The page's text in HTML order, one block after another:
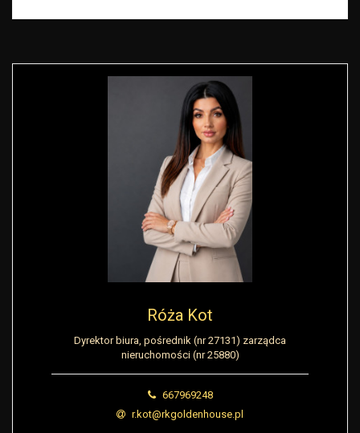
Róża Kot
Dyrektor biura, pośrednik (nr 27131) zarządca
nieruchomości (nr 25880)
667969248
r.kot@rkgoldenhouse.pl